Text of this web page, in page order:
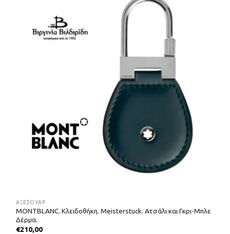
ΑΞΕΣΟΥΑΡ
MONTBLANC. Κλειδοθήκη. Meisterstuck. Ατσάλι και Γκρι-Μπλε
Δέρμα.
€210,00